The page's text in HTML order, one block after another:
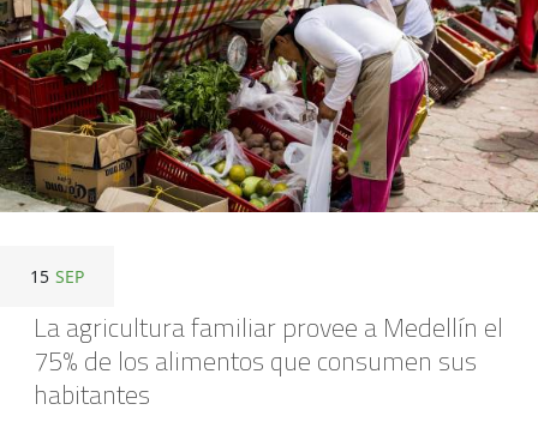
15 SEP
La agricultura familiar provee a Medellín el
75% de los alimentos que consumen sus
habitantes